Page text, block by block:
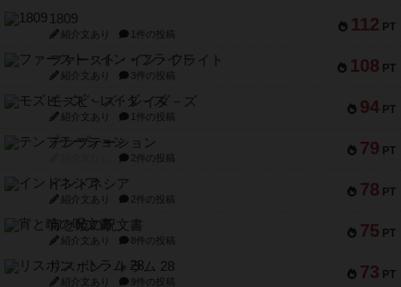
112 PT
1809
紹介文あり 1件の投稿
108 PT
ファースト・イン・フライト
紹介文あり 3件の投稿
94 PT
モズビ－ズ・レイダ－ズ
紹介文あり 1件の投稿
79 PT
テンプテーション
2件の投稿
78 PT
インドネシア
紹介文あり 2件の投稿
75 PT
宵と暁の呪文書
紹介文あり 8件の投稿
73 PT
リスボン・トラム 28
紹介文あり 9件の投稿